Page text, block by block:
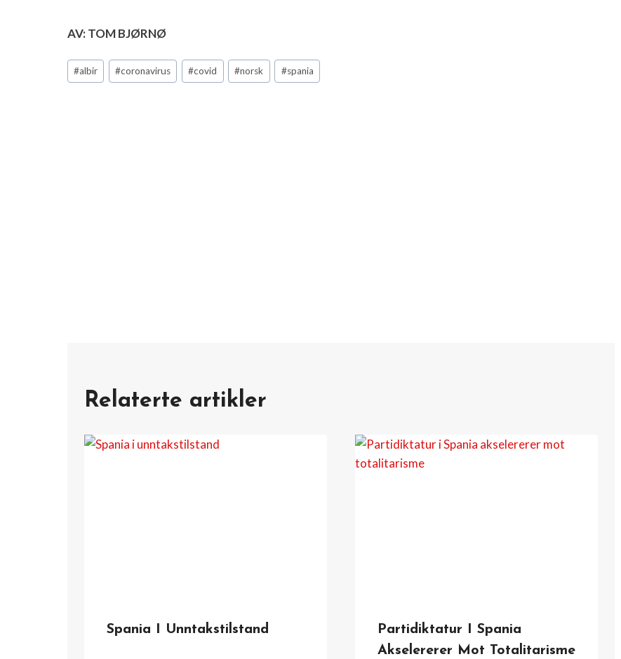
AV: TOM BJØRNØ
Post
Tags:
#albir #coronavirus #covid #norsk #spania
Relaterte artikler
Spania I Unntakstilstand
Partidiktatur I Spania
Akselererer Mot Totalitarisme